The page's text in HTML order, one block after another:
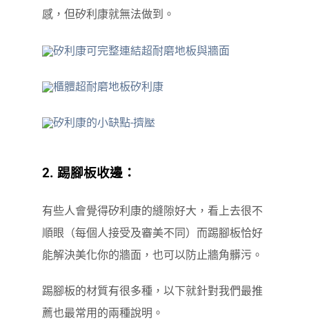
感，但矽利康就無法做到。
2. 踢腳板收邊：
有些人會覺得矽利康的縫隙好大，看上去很不
順眼（每個人接受及審美不同）而踢腳板恰好
能解決美化你的牆面，也可以防止牆角髒污。
踢腳板的材質有很多種，以下就針對我們最推
薦也最常用的兩種說明。